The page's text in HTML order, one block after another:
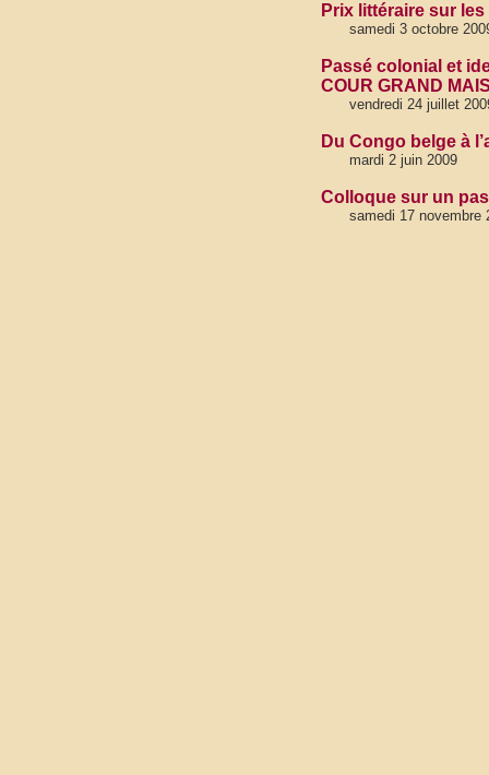
Prix littéraire sur
samedi 3 octobre
Passé colonial et
COUR GRAND
vendredi 24 juillet
Du Congo belge à
mardi 2 juin 2009
Colloque sur un
samedi 17 novembre